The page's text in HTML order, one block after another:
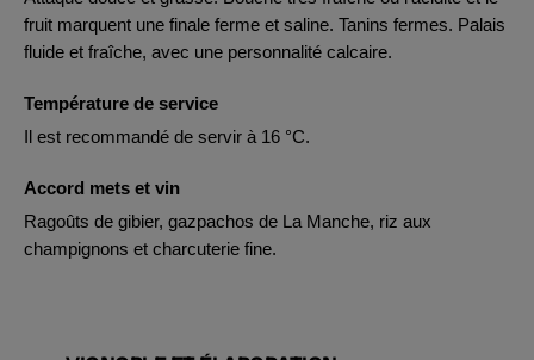
fruit marquent une finale ferme et saline. Tanins fermes. Palais
fluide et fraîche, avec une personnalité calcaire.
Température de service
Il est recommandé de servir à 16 °C.
Accord mets et vin
Ragoûts de gibier, gazpachos de La Manche, riz aux
champignons et charcuterie fine.